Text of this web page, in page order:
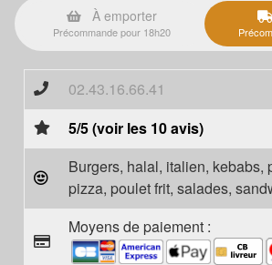
À emporter
Précommande pour 18h20
02.43.16.66.41
5/5 (voir les 10 avis)
Burgers, halal, italien, kebabs,
pizza, poulet frit, salades,
Moyens de paiement :